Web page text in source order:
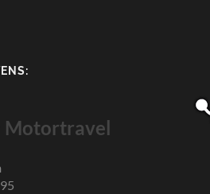
Motortravel